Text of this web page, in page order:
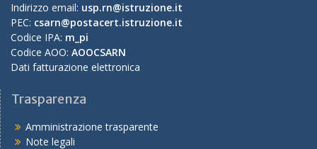
Indirizzo email: usp.rn@istruzione.it
PEC: csarn@postacert.istruzione.it
Codice IPA: m_pi
Codice AOO: AOOCSARN
Dati fatturazione elettronica
Trasparenza
Amministrazione trasparente
Note legali